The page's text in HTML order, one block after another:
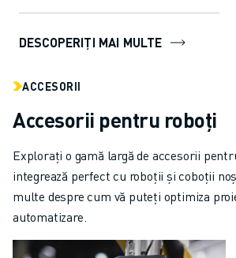
utilizat...
DESCOPERIȚI MAI MULTE
ACCESORII
Accesorii pentru roboți
Explorați o gamă largă de accesorii
integrează perfect cu roboții și coboții
multe despre cum vă puteți optimiza
automatizare.